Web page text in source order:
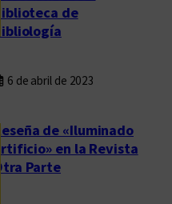
Biblioteca de
Bibliología
6 de abril de 2023
Reseña de «Iluminado
artificio» en la Revista
Otra Parte